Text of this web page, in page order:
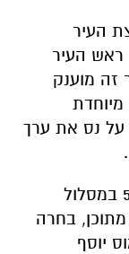
העיר
ראש העיר
2026. עיטור זה מוענק
על נס את ערך
השנה הוגשו מעל 150 מועמדויות - 53 במסלול
מתוכן, בחרה
יוסף